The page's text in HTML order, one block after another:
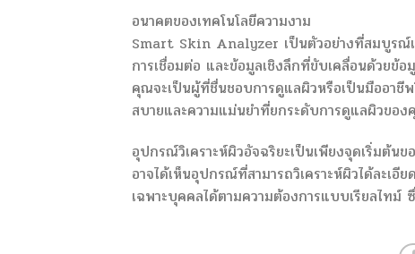
อนาคตของเทคโนโลยีความงาม
Smart Skin Analyzer เป็นตัวอย่างที่สมบูรณ์แ
การเชื่อมต่อ และข้อมูลเชิงลึกที่ขับเคลื่อนด้วย
คุณจะเป็นผู้ที่ชื่นชอบการดูแลผิวหรือเป็นมืออาชี
สบายและความแม่นยำที่ยกระดับการดูแลผิวขอ
อุปกรณ์วิเคราะห์ผิวอัจฉริยะเป็นเพียงจุดเริ่มต้น
อาจได้เห็นอุปกรณ์ที่สามารถวิเคราะห์ผิวได้ละ
เฉพาะบุคคลได้ตามความต้องการแบบเรียลไท